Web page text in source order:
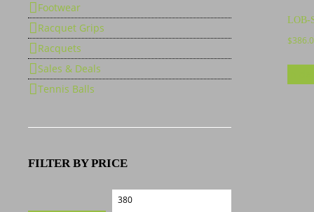
LOB-
$
Footwear
Racquet Grips
Racquets
Sales & Deals
Tennis Balls
FILTER BY PRICE
Min.